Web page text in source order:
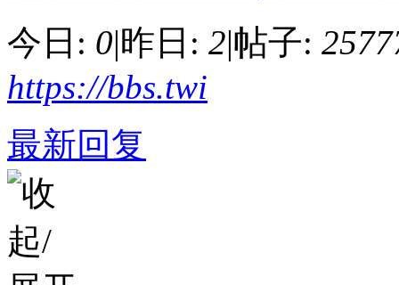
今日: 0|昨日: 2|帖子:
https://bbs.twi
最新回复